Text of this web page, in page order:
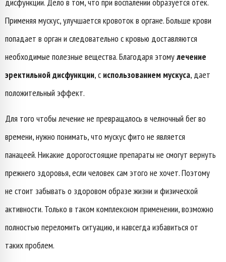
Применяя мускус, улучшается кровоток в органе. Больше крови
попадает в орган и следовательно с кровью доставляются
необходимые полезные вещества. Благодаря этомулечение
эректильной дисфункции, с использованием мускуса, дает
положительный эффект.
Для того чтобы лечение не превращалось в челночный бег во
времени, нужно понимать, что мускус фито не является
панацеей. Никакие дорогостоящие препараты не смогут вернуть
прежнего здоровья, если человек сам этого не хочет. Поэтому
не стоит забывать о здоровом образе жизни и физической
активности. Только в таком комплексном применении, возможно
полностью переломить ситуацию, и навсегда избавиться от
таких проблем.